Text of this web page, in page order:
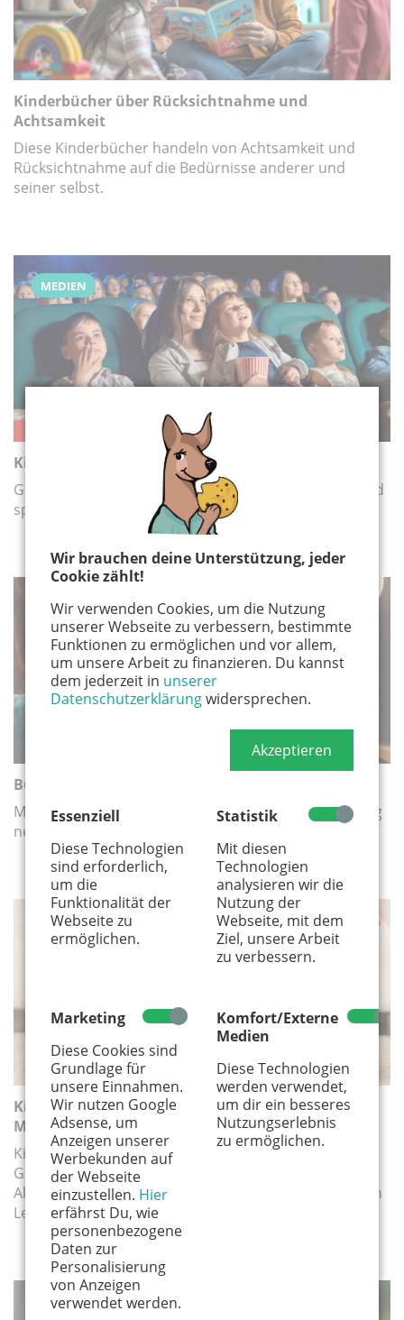
Wir brauchen deine Unterstützung, jeder
Cookie zählt!
Wir verwenden Cookies, um die Nutzung
unserer Webseite zu verbessern, bestimmte
Funktionen zu ermöglichen und vor allem,
um unsere Arbeit zu finanzieren. Du kannst
dem jederzeit in unserer
Datenschutzerklärungwidersprechen.
Akzeptieren
Essenziell
Diese Technologien
sind erforderlich,
um die
Funktionalität der
Webseite zu
ermöglichen.
Statistik
Mit diesen
Technologien
analysieren wir die
Nutzung der
Webseite, mit dem
Ziel, unsere Arbeit
zu verbessern.
Marketing
Diese Cookies sind
Grundlage für
unsere Einnahmen.
Wir nutzen Google
Adsense, um
Anzeigen unserer
Werbekunden auf
der Webseite
einzustellen. Hier
erfährst Du, wie
personenbezogene
Daten zur
Personalisierung
von Anzeigen
verwendet werden.
Komfort/Externe
Medien
Diese Technologien
werden verwendet,
um dir ein besseres
Nutzungserlebnis
zu ermöglichen.
Kinderbücher über Rücksichtnahme und
Achtsamkeit
Diese Kinderbücher handeln von Achtsamkeit und
Rücksichtnahme auf die Bedürnisse anderer und
seiner selbst.
MEDIEN
Kinderkino in Köln, Bonn und der Region
Großes Kino für kleine Leute: Abwechslungsreiche und
spannende Angebote für Kinder und Familien
MEDIEN
Buchtipps für Teenager
Matilda Karli liest und liest – und empfiehlt regelmäßig
neue Bücher für Teenager.
MEDIEN
Kinderbücher über Freundschaften zwischen
Mensch und Tier
Kinderbücher über Mensch-Tier-Freundschaften:
Geschichten von Vertrauen, Spaß und spannenden
Abenteuern – berührend und ideal zum gemeinsamen
Lesen.
MEDIEN